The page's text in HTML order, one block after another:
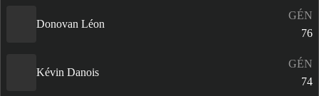
Donovan Léon
GÉN
76
Kévin Danois
GÉN
74